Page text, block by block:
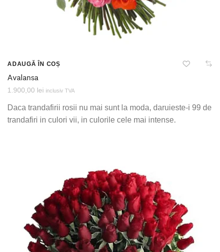
ADAUGĂ ÎN COȘ
Avalansa
1.900,00 lei inclusiv TVA
Daca trandafirii rosii nu mai sunt la moda, daruieste-i 99 de
trandafiri in culori vii, in culorile cele mai intense.